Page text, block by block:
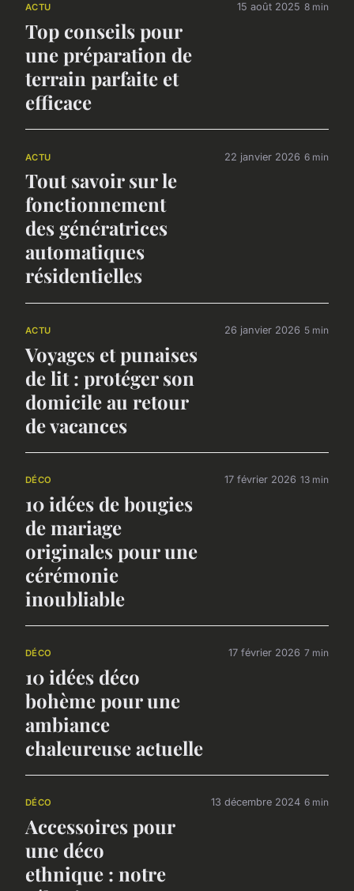
ACTU
Top conseils pour
une préparation de
terrain parfaite et
efficace
15 août 2025 8 min
ACTU
Tout savoir sur le
fonctionnement
des génératrices
automatiques
résidentielles
22 janvier 2026 6 min
ACTU
Voyages et punaises
de lit : protéger son
domicile au retour
de vacances
26 janvier 2026 5 min
DÉCO
10 idées de bougies
de mariage
originales pour une
cérémonie
inoubliable
17 février 2026 13 min
DÉCO
10 idées déco
bohème pour une
ambiance
chaleureuse actuelle
17 février 2026 7 min
DÉCO
Accessoires pour
une déco
ethnique : notre
13 décembre 2024 6 min